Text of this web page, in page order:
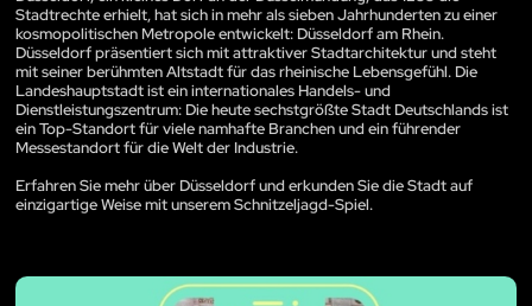
Stadtrechte erhielt, hat sich in mehr als sieben Jahrhunderten zu einer
kosmopolitischen Metropole entwickelt: Düsseldorf am Rhein.
Düsseldorf präsentiert sich mit attraktiver Stadtarchitektur und steht
mit seiner berühmten Altstadt für das rheinische Lebensgefühl. Die
Landeshauptstadt ist ein internationales Handels- und
Dienstleistungszentrum: Die heute sechstgrößte Stadt Deutschlands ist
ein Top-Standort für viele namhafte Branchen und ein führender
Messestandort für die Welt der Industrie.
Erfahren Sie mehr über Düsseldorf und erkunden Sie die Stadt auf
einzigartige Weise mit unserem Schnitzeljagd-Spiel.